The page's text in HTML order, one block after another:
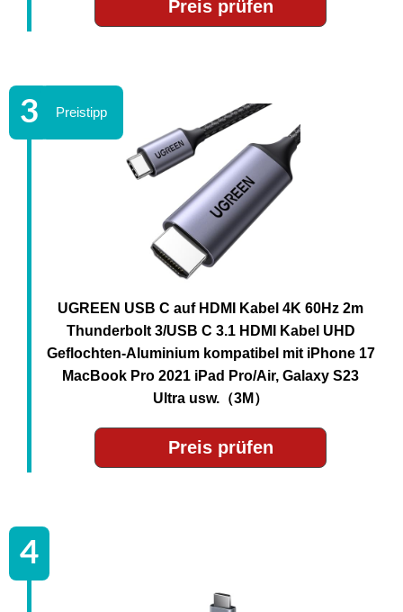
Preis prüfen
UGREEN USB C auf HDMI Kabel 4K 60Hz 2m
Thunderbolt 3/USB C 3.1 HDMI Kabel UHD
Geflochten-Aluminium kompatibel mit iPhone 17
MacBook Pro 2021 iPad Pro/Air, Galaxy S23
Ultra usw.（3M）
Preis prüfen